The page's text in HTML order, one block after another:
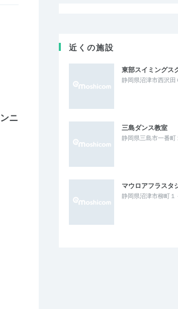
ニ
近くの施設
東部スイミングス
静岡県沼津市西沢田
三島ダンス教室
静岡県三島市一番町
マウロアフラスタ
静岡県沼津市柳町１